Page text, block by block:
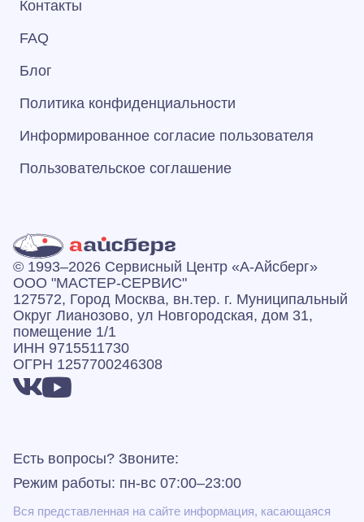
Контакты
FAQ
Блог
Политика конфиденциальности
Информированное согласие пользователя
Пользовательское соглашение
© 1993–2026 Сервисный Центр «А‑Айсберг»
ООО "МАСТЕР-СЕРВИС"
127572, Город Москва, вн.тер. г. Муниципальный
Округ Лианозово, ул Новгородская, дом 31,
помещение 1/1
ИНН 9715511730
ОГРН 1257700246308
Есть вопросы? Звоните:
Режим работы: пн-вс 07:00–23:00
Вся представленная на сайте информация, касающаяся